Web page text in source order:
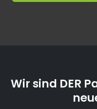
Wir sind DER